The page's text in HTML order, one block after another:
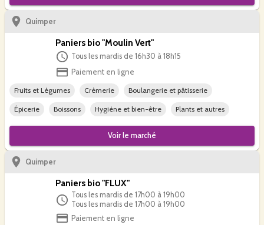
Quimper
Paniers bio "Moulin Vert"
Tous les mardis de 16h30 à 18h15
Paiement en ligne
Fruits et Légumes Crèmerie Boulangerie et pâtisserie
Épicerie Boissons Hygiène et bien-être Plants et autres
Voir le marché
Quimper
Paniers bio "FLUX"
Tous les mardis de 17h00 à 19h00
Tous les mardis de 17h00 à 19h00
Paiement en ligne